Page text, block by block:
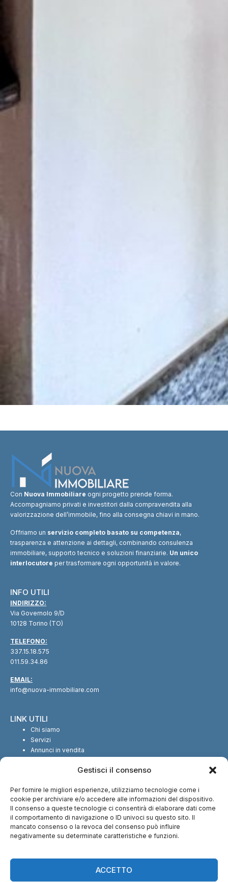
Gestisci il consenso
Per fornire le migliori esperienze, utilizziamo tecnologie come i
cookie per archiviare e/o accedere alle informazioni del dispositivo.
Il consenso a queste tecnologie ci consentirà di elaborare dati come
il comportamento di navigazione o ID univoci su questo sito. Il
mancato consenso o la revoca del consenso può influire
negativamente su determinate caratteristiche e funzioni.
ACCETTO
Con Nuova Immobiliare ogni progetto prende forma.
Accompagniamo privati e investitori dalla compravendita alla
valorizzazione dell’immobile, fino alla consegna chiavi in mano.
Offriamo un servizio completo basato su competenza,
trasparenza e attenzione ai dettagli, combinando consulenza
immobiliare, supporto tecnico e soluzioni finanziarie. Un unico
interlocutore per trasformare ogni opportunità in valore.
INFO UTILI
INDIRIZZO:
Via Governolo 9/D
10128 Torino (TO)
TELEFONO:
337.15.18.575
011.59.34.86
EMAIL:
info@nuova-immobiliare.com
LINK UTILI
Chi siamo
Servizi
Annunci in vendita
SEGUICI SUI SOCIAL
CI TROVI ANCHE SU: